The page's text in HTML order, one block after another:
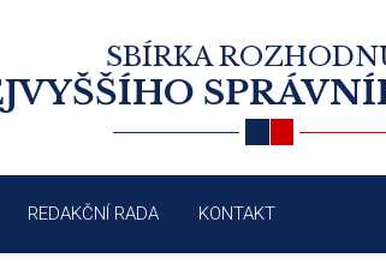
SBÍRKA
REDAKČNÍ RADA KONTAKT